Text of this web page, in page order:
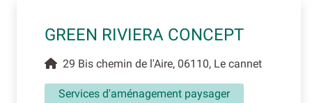
GREEN RIVIERA CONCEPT
29 Bis chemin de l'Aire, 06110, Le cannet
Services d'aménagement paysager